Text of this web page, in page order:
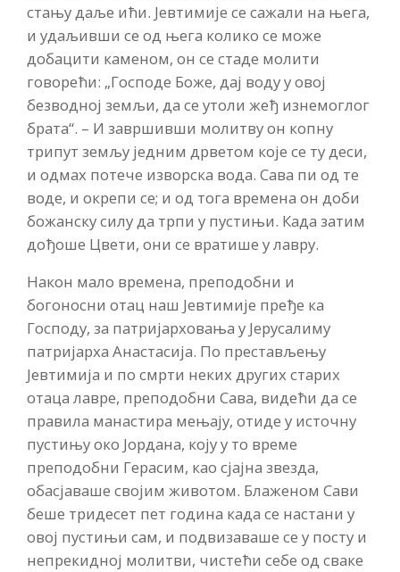
стању даље ићи. Јевтимије се сажали на њега,
и удаљивши се од њега колико се може
добацити каменом, он се стаде молити
говорећи: „Господе Боже, дај воду у овој
безводној земљи, да се утоли жеђ изнемоглог
брата“. – И завршивши молитву он копну
трипут земљу једним дрветом које се ту деси,
и одмах потече изворска вода. Сава пи од те
воде, и окрепи се; и од тога времена он доби
божанску силу да трпи у пустињи. Када затим
дођоше Цвети, они се вратише у лавру.
Након мало времена, преподобни и
богоносни отац наш Јевтимије пређе ка
Господу, за патријарховања у Јерусалиму
патријарха Анастасија. По престављењу
Јевтимија и по смрти неких других старих
отаца лавре, преподобни Сава, видећи да се
правила манастира мењају, отиде у источну
пустињу око Јордана, коју у то време
преподобни Герасим, као сјајна звезда,
обасјаваше својим животом. Блаженом Сави
беше тридесет пет година када се настани у
овој пустињи сам, и подвизаваше се у посту и
непрекидној молитви, чистећи себе од сваке